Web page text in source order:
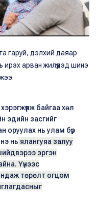
гаруй, дэлхий даяар
ирэх арван жилүүдэд шинэ
байгаа хөл
эдийн засгийг
оруулах нь улам бүр
нь ялангуяа залуу
шийдвэрээ эргэн
Үүнээс
төрөлт огцом